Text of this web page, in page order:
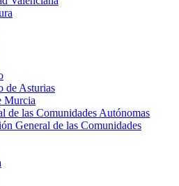
de Asturias
Murcia
de las Comunidades Autónomas
General de las Comunidades